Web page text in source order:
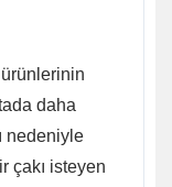
daha
nedeniyle
çakı isteyen